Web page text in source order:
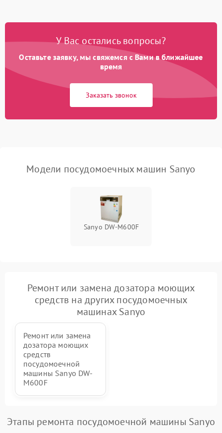
Проблемы с набором
Не работает сушилка 2100 ₽ Подробнее →
Сбои в работе таймера 1700 ₽
У Вас остались вопросы?
Оставьте заявку, мы свяжемся с Вами в ближайшее
время
Заказать звонок
Модели посудомоечных машин Sanyo
Sanyo DW-M600F
Ремонт или замена дозатора моющих
средств на других посудомоечных
машинах Sanyo
Ремонт или замена
дозатора моющих
средств
посудомоечной
машины Sanyo DW-
M600F
Этапы ремонта посудомоечной машины Sanyo